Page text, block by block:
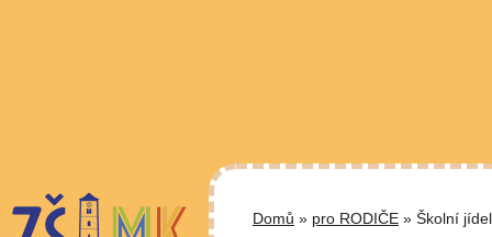
Domů » pro RODIČE » Školní